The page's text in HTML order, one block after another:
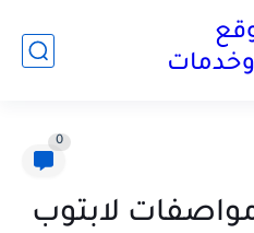
0
لابتوب